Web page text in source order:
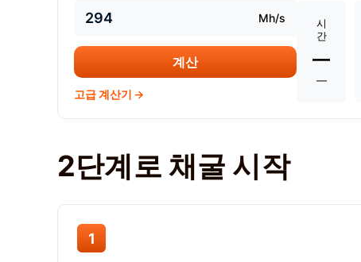
Mh/s
계산
고급 계산기 →
시
간
—
—
2단계로 채굴 시작
1